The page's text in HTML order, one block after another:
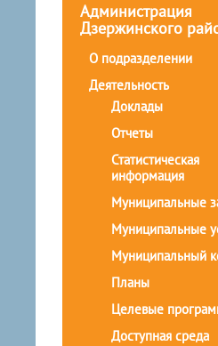
Администрация
Дзержинского
О подразделении
Деятельность
Доклады
Отчеты
Статистическая
информация
Муниципальные
Муниципальные
Муниципальный
Планы
Целевые
Доступная среда